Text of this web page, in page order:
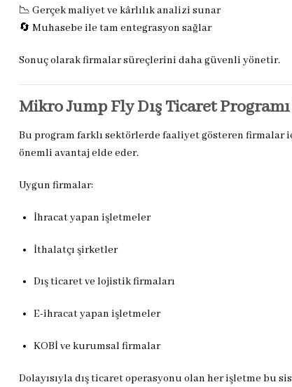
📉 Gerçek maliyet ve kârlılık analizi sunar
🔄 Muhasebe ile tam entegrasyon sağlar
Sonuç olarak firmalar süreçlerini daha güvenli yönetir.
Mikro Jump Fly Dış Ticaret
Bu program farklı sektörlerde faaliyet gösteren
önemli avantaj elde eder.
Uygun firmalar:
İhracat yapan işletmeler
İthalatçı şirketler
Dış ticaret ve lojistik firmaları
E-ihracat yapan işletmeler
KOBİ ve kurumsal firmalar
Dolayısıyla dış ticaret operasyonu olan her işletme bu